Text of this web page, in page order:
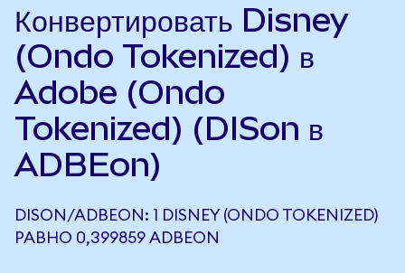
Конвертировать Disney
(Ondo Tokenized) в
Adobe (Ondo
Tokenized) (DISon в
ADBEon)
DISON/ADBEON: 1 DISNEY (ONDO TOKENIZED)
РАВНО 0,399859 ADBEON